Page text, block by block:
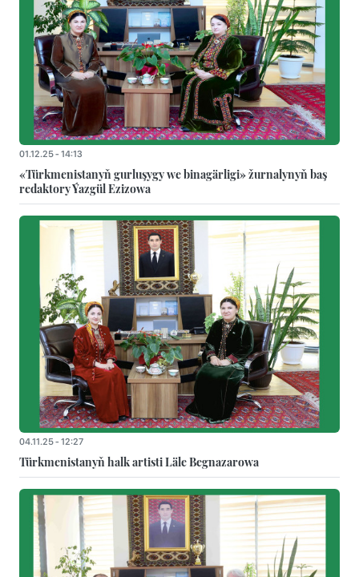
01.12.25 - 14:13
«Türkmenistanyň gurluşygy we binagärligi» žurnalynyň baş
redaktory Ýazgül Ezizowa
04.11.25 - 12:27
Türkmenistanyň halk artisti Läle Begnazarowa